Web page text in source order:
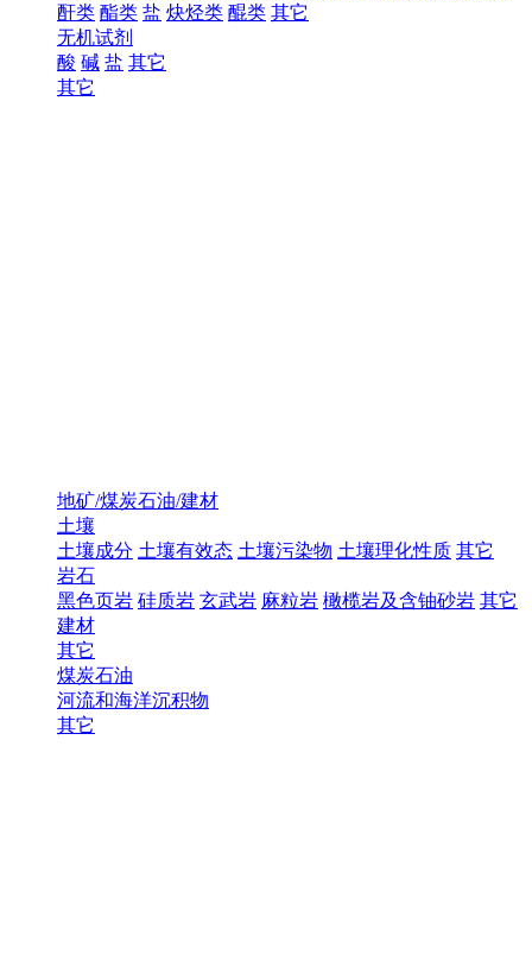
酐类 酯类 盐 炔烃类 醌类 其它
无机试剂
酸 碱 盐 其它
其它
地矿/煤炭石油/建材
土壤
土壤成分 土壤有效态 土壤污染物 土壤理化性质 其它
岩石
黑色页岩 硅质岩 玄武岩 麻粒岩 橄榄岩及含铀砂岩 其它
建材
其它
煤炭石油
河流和海洋沉积物
其它